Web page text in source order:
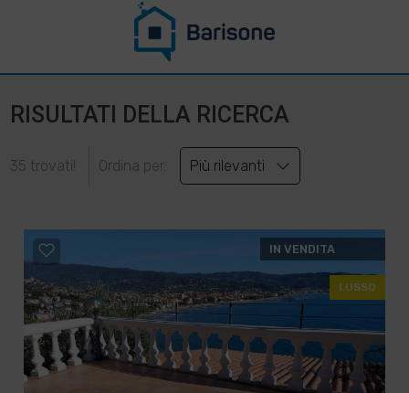
RISULTATI DELLA RICERCA
35 trovati! Ordina per: Più rilevanti
IN VENDITA
LUSSO